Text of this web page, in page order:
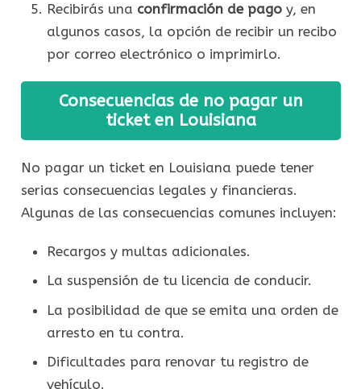
Recibirás una confirmación de pagoy, en
algunos casos, la opción de recibir un recibo
por correo electrónico o imprimirlo.
Consecuencias de no pagar un
ticket en Louisiana
No pagar un ticket en Louisiana puede tener
serias consecuencias legales y financieras.
Algunas de las consecuencias comunes incluyen:
Recargos y multas adicionales.
La suspensión de tu licencia de conducir.
La posibilidad de que se emita una orden de
arresto en tu contra.
Dificultades para renovar tu registro de
vehículo.